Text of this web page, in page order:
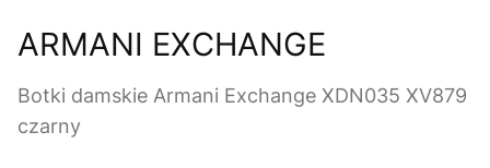
ARMANI EXCHANGE
Botki damskie Armani Exchange XDN035 XV879
czarny